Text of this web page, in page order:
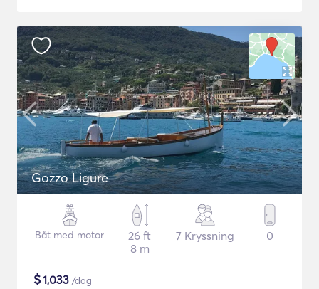
Gozzo Ligure
Båt med motor
26 ft
8 m
7 Kryssning 0
$1,033 /dag